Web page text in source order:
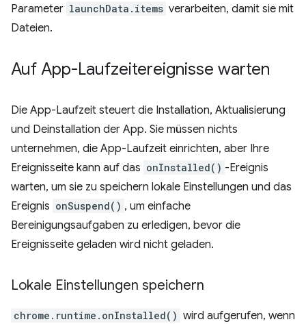
Parameter launchData.items verarbeiten, damit sie mit
Dateien.
Auf App-Laufzeitereignisse warten
Die App-Laufzeit steuert die Installation, Aktualisierung
und Deinstallation der App. Sie müssen nichts
unternehmen, die App-Laufzeit einrichten, aber Ihre
Ereignisseite kann auf das onInstalled() -Ereignis
warten, um sie zu speichern lokale Einstellungen und das
Ereignis onSuspend() , um einfache
Bereinigungsaufgaben zu erledigen, bevor die
Ereignisseite geladen wird nicht geladen.
Lokale Einstellungen speichern
chrome.runtime.onInstalled() wird aufgerufen, wenn